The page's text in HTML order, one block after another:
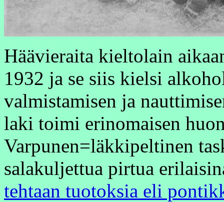
Häävieraita kieltolain
1932 ja se siis kielsi
valmistamisen ja
laki toimi erinomaisen
Varpunen=läkkipeltinen
salakuljettua pirtua
tehtaan tuotoksia eli